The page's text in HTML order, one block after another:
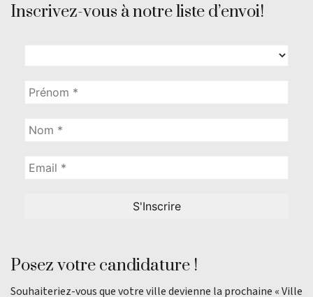
Inscrivez-vous à notre liste d’envoi!
Posez votre candidature !
Souhaiteriez-vous que votre ville devienne la prochaine « Ville